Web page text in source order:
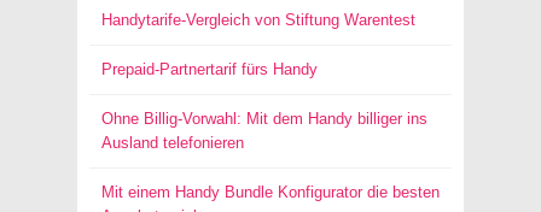
Handytarife-Vergleich von Stiftung Warentest
Prepaid-Partnertarif fürs Handy
Ohne Billig-Vorwahl: Mit dem Handy billiger ins
Ausland telefonieren
Mit einem Handy Bundle Konfigurator die besten